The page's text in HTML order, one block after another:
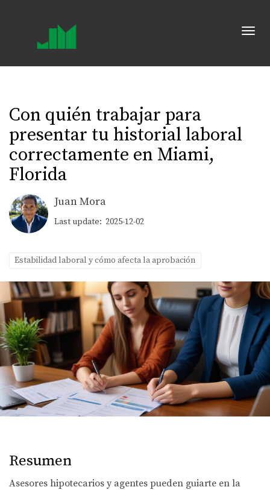
Con quién trabajar para
presentar tu historial laboral
correctamente en Miami,
Florida
Juan Mora
Last update: 2025-12-02
Estabilidad laboral y cómo afecta la aprobación
Resumen
Asesores hipotecarios y agentes pueden guiarte en la